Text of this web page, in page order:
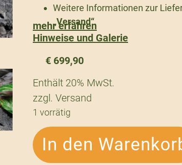
Weitere Informationen zur
„Versand“.
mehr erfahren
Hinweise und Galerie
€ 699,90
Enthält 20% MwSt.
zzgl. Versand
1 vorrätig
In den